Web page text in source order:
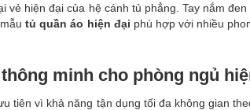
vẻ hiện đại của hệ cánh tủ phẳng. Tay nắm
mẫutủ quần áo hiện đại phù hợp với nhiều
minh cho phòng ngủ
tiên vì khả năng tận dụng tối đa không gian